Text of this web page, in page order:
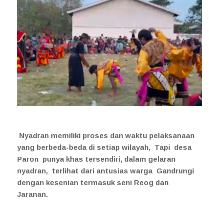
Nyadran memiliki proses dan waktu pelaksanaan
yang berbeda-beda di setiap wilayah, Tapi desa
Paron punya khas tersendiri, dalam gelaran
nyadran, terlihat dari antusias warga Gandrungi
dengan kesenian termasuk seni Reog dan
Jaranan.